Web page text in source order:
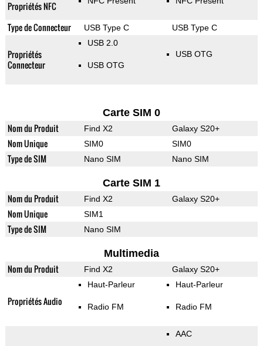
Propriétés NFC
Type de Connecteur USB Type C USB Type C
Propriétés
Connecteur
USB 2.0
USB OTG
USB OTG
Carte SIM 0
Nom du Produit Find X2 Galaxy S20+
Nom Unique SIM0 SIM0
Type de SIM Nano SIM Nano SIM
Carte SIM 1
Nom du Produit Find X2 Galaxy S20+
Nom Unique SIM1
Type de SIM Nano SIM
Multimedia
Nom du Produit Find X2 Galaxy S20+
Propriétés Audio
Haut-Parleur
Radio FM
Haut-Parleur
Radio FM
AAC